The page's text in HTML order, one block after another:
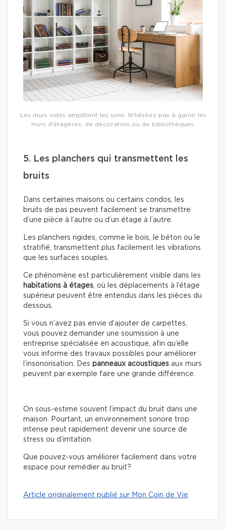
Les murs vides amplifient les sons. N’hésitez pas à garnir les
murs d’étagères, de décoration ou de bibliothèques.
5. Les planchers qui transmettent les
bruits
Dans certaines maisons ou certains condos, les
bruits de pas peuvent facilement se transmettre
d’une pièce à l’autre ou d’un étage à l’autre.
Les planchers rigides, comme le bois, le béton ou le
stratifié, transmettent plus facilement les vibrations
que les surfaces souples.
Ce phénomène est particulièrement visible dans les
habitations à étages, où les déplacements à l’étage
supérieur peuvent être entendus dans les pièces du
dessous.
Si vous n’avez pas envie d’ajouter de carpettes,
vous pouvez demander une soumission à une
entreprise spécialisée en acoustique, afin qu’elle
vous informe des travaux possibles pour améliorer
l’insonorisation. Des panneaux acoustiques aux murs
peuvent par exemple faire une grande différence.
On sous-estime souvent l’impact du bruit dans une
maison. Pourtant, un environnement sonore trop
intense peut rapidement devenir une source de
stress ou d’irritation.
Que pouvez-vous améliorer facilement dans votre
espace pour remédier au bruit?
Article originalement publié sur Mon Coin de Vie